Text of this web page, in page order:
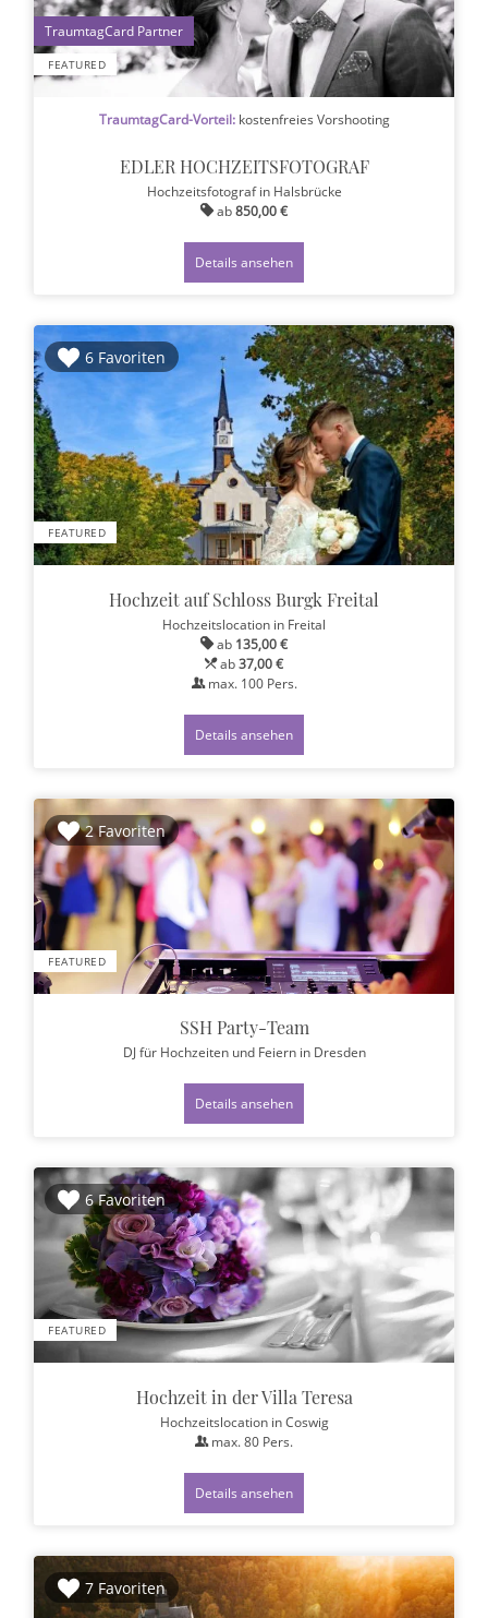
FEATURED
1
TraumtagCard-Vorteil:kostenfreies Vorshooting
EDLER HOCHZEITSFOTOGRAF
Hochzeitsfotografin Halsbrücke
ab850,00 €
Details ansehen
6 Favoriten
FEATURED
Hochzeit auf Schloss Burgk Freital
Hochzeitslocation in Freital
ab 135,00 €
ab37,00 €
max. 100Pers.
Details ansehen
2 Favoriten
FEATURED
SSH Party-Team
DJ für Hochzeiten und Feiern in Dresden
Details ansehen
6 Favoriten
FEATURED
Hochzeit in der Villa Teresa
Hochzeitslocation in Coswig
max. 80 Pers.
Details ansehen
7 Favoriten